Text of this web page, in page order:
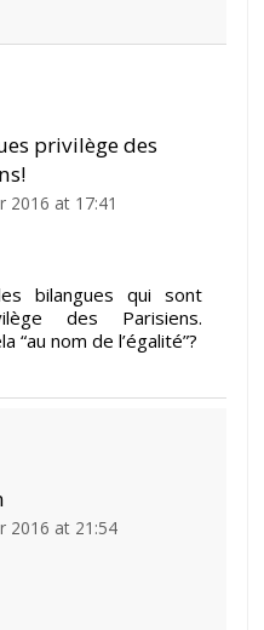
privilège des
2016 at 17:41
bilangues qui sont
des Parisiens.
“au nom de l’égalité”?
2016 at 21:54